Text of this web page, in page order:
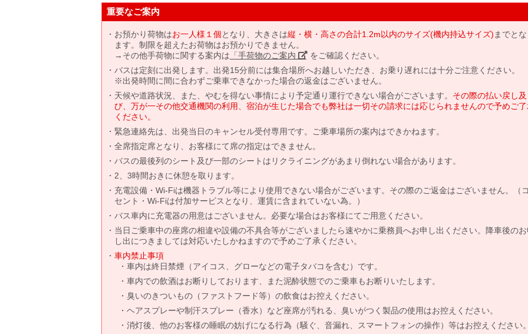
重要なご案内
お預かり荷物はお一人様１個となり、大きさは縦・横・高さの合計1.2m以内のサイズ(機内持込サイズ) までと
ます。制限を超えたお荷物はお預かりできません。
→その他手荷物に関する案内は 「手荷物のご案内」 をご確認ください。
バスは定刻に出発します。出発15分前には集合場所へお越しいただき、お乗り遅れには十分ご注意ください。
※出発時間に間に合わずご乗車できなかった場合の返金はございません。
天候や道路状況、また、やむを得ない事情により予定通り運行できない場合がございます。 その際の払い戻し及
び、万が一その他交通機関の利用、宿泊が生じた場合でも弊社は一切その請求には応じられませんので予めご
ください。
緊急連絡先は、出発当日のキャンセル受付専用です。ご乗車場所の案内はできかねます。
全席指定席となり、お客様にて席の指定はできません。
バスの最後列のシート及び一部のシートはリクライニングがあまり倒れない場合があります。
2、3時間おきに休憩を取ります。
充電設備・Wi-Fiは機器トラブル等により使用できない場合がございます。その際のご返金はございません。（
セント・Wi-Fiは付加サービスとなり、運賃に含まれていない為。）
バス車内に充電器の用意はございません。必要な場合はお客様にてご用意ください。
当日ご乗車中の座席の相違や設備の不具合等がございましたら速やかに乗務員へお申し出ください。降車後の
し出につきましては対応いたしかねますので予めご了承ください。
車内禁止事項
車内は終日禁煙（アイコス、グローなどの電子タバコを含む）です。
車内での飲酒はお断りしております、また泥酔状態でのご乗車もお断りいたします。
臭いのきついもの（ファストフード等）の飲食はお控えください。
ヘアスプレーや制汗スプレー（香水）など座席が汚れる、臭いがつく製品の使用はお控えください。
消灯後、他のお客様の睡眠の妨げになる行為（騒ぐ、音漏れ、スマートフォンの操作）等はお控えください